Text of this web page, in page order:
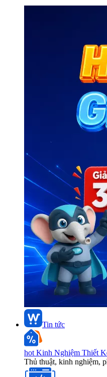
Tin tức
hot Kinh Nghiệm Thiết
Thủ thuật, kinh nghiệm,